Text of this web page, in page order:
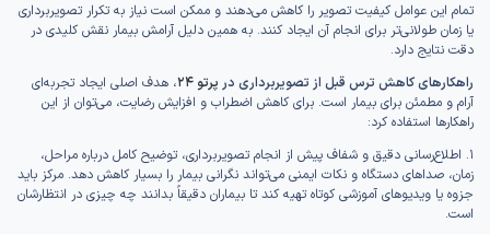
تمام این عوامل کیفیت تصویر را کاهش می‌دهند و ممکن است نیاز به تکرار تصویربرداری
یا زمان طولانی‌تر برای انجام آن ایجاد کنند. به همین دلیل آرامش بیمار نقش کلیدی در
دقت نتایج دارد.
راهکارهای کاهش ترس قبل از تصویربرداری در پرتو ۲۴
، هدف اصلی ایجاد تجربه‌ای
آرام و مطمئن برای بیمار است. برای کاهش اضطراب و افزایش رضایت، می‌توان از این
راهکارها استفاده کرد:
۱. اطلاع‌رسانی دقیق و شفاف پیش از انجام تصویربرداری، توضیح کامل درباره مراحل،
زمان، صداهای دستگاه و نکات ایمنی می‌تواند نگرانی بیمار را بسیار کاهش دهد. مرکز باید
جزوه یا ویدیوهای آموزشی کوتاه تهیه کند تا بیماران دقیقاً بدانند چه چیزی در انتظارشان
است.